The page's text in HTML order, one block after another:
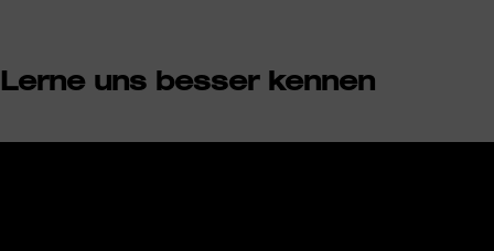
Lerne uns besser kennen